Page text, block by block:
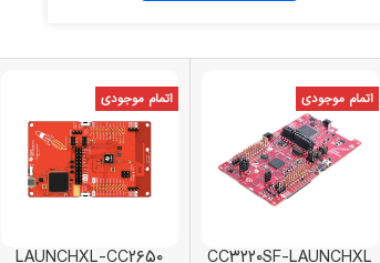
اتمام موجودی
CC۳۲۲۰SF-LAUNCHXL
اتمام موجودی
LAUNCHXL-CC۲۶۵۰